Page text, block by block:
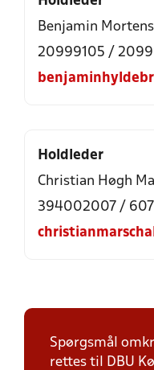
Benjamin
20999105 /
Holdleder
Christian Høgh
394002007 /
Spørgsmål
rettes til DBU